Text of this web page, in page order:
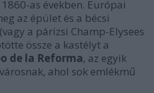
as években. Európai
az épület és a bécsi
a párizsi Champ-Elysees
össze a kastélyt a
de la Reforma, az egyik
ahol sok emlékmű